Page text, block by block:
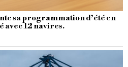
sa programmation d’été en
12 navires.